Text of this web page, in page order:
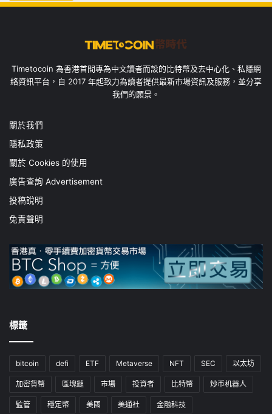
Timetocoin 為香港首間專為中文讀者而設的比特幣及去中心化、私隱網
絡資訊平台，自 2017 年起致力為讀者提供最新市場資訊及服務，並分享
我們的願景。
關於我們
隱私政策
關於 Cookies 的使用
廣告查詢 Advertisement
投稿說明
免責聲明
標籤
bitcoin defi ETF Metaverse NFT SEC 以太坊
加密貨幣 區塊鏈 市場 投資者 比特幣 炒币机器人
監管 穩定幣 美國 美通社 金融科技